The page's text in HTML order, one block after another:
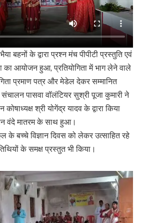
बहनों के द्वारा प्रश्न मंच पीपीटी प्रस्तुति एवं
का आयोजन हुआ, प्रतियोगिता में भाग लेने वाले
प्रमाण पत्र और मेडेल देकर सम्मानित
पासवा वॉलंटियर सुश्री पूजा कुमारी ने
कोषाध्यक्ष श्री योगेंद्र यादव के द्वारा किया
वंदे मातरम के साथ हुआ।
के बच्चे विज्ञान दिवस को लेकर उत्साहित रहे
के समक्ष प्रस्तुत भी किया।